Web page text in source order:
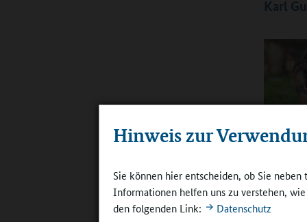
Hinweis zur
Sie können hier entscheiden, ob Sie
Informationen helfen uns zu verstehen,
den folgenden Link:
Datenschutz
Karl
Hund